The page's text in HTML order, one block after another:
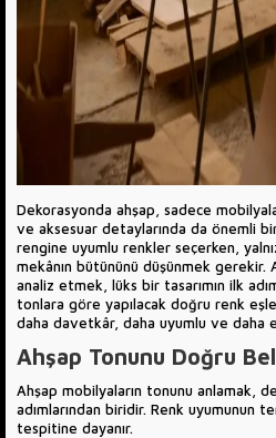
Dekorasyonda ahşap, sadece
ve aksesuar detaylarında da önemli
rengine uyumlu renkler seçerken,
mekânın bütününü düşünmek gerekir.
analiz etmek, lüks bir tasarımın ilk
tonlara göre yapılacak doğru renk
daha davetkâr, daha uyumlu ve daha
Ahşap Tonunu Doğru
Ahşap mobilyaların tonunu anlamak,
adımlarından biridir. Renk uyumunun
tespitine dayanır.